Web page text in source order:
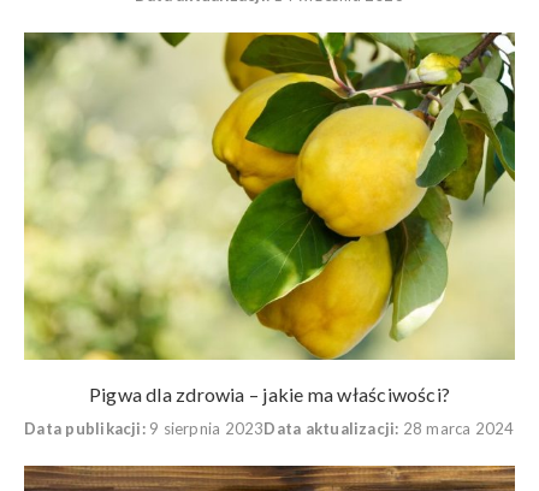
Pigwa dla zdrowia – jakie ma właściwości?
Data publikacji: 9 sierpnia 2023Data aktualizacji: 28 marca 2024